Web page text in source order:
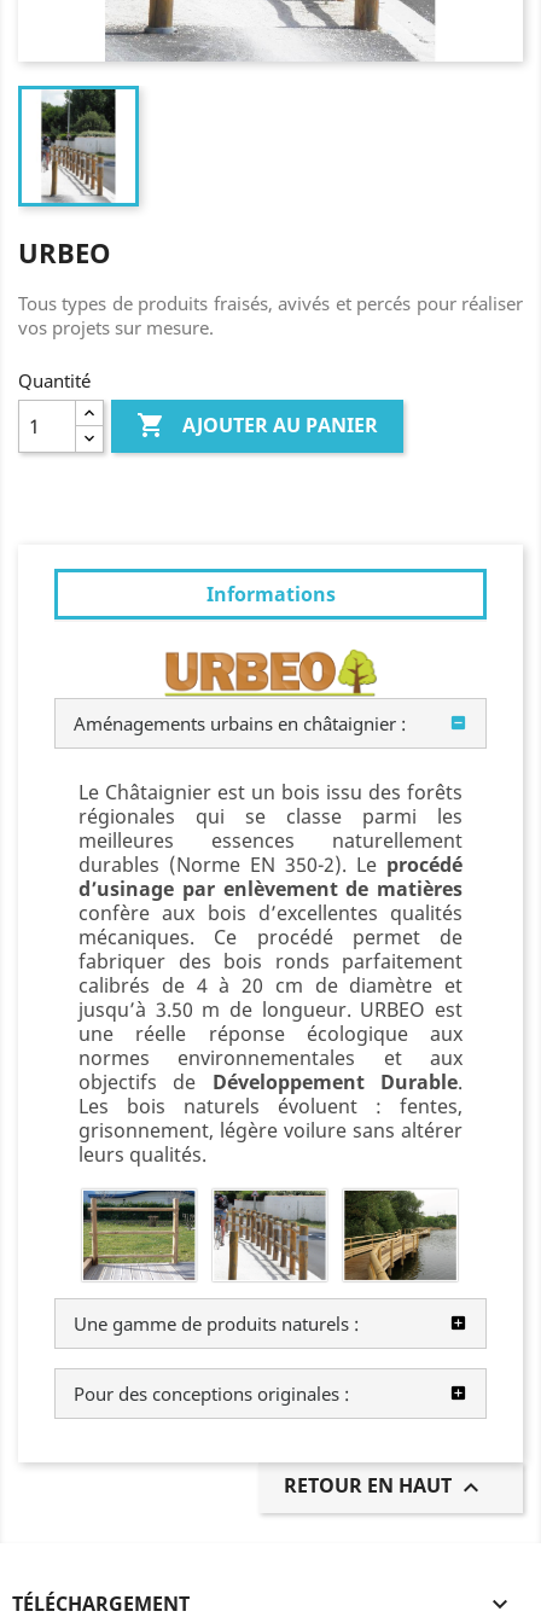
URBEO
Tous types de produits fraisés, avivés et percés pour réaliser
vos projets sur mesure.
Quantité
 AJOUTER AU PANIER
Informations
Aménagements urbains en châtaignier :
Le Châtaignier est un bois issu des forêts
régionales qui se classe parmi les
meilleures essences naturellement
durables (Norme EN 350-2). Le procédé
d’usinage par enlèvement de matières
confère aux bois d’excellentes qualités
mécaniques. Ce procédé permet de
fabriquer des bois ronds parfaitement
calibrés de 4 à 20 cm de diamètre et
jusqu’à 3.50 m de longueur. URBEO est
une réelle réponse écologique aux
normes environnementales et aux
objectifs de Développement Durable.
Les bois naturels évoluent : fentes,
grisonnement, légère voilure sans altérer
leurs qualités.
Une gamme de produits naturels :
Pour des conceptions originales :
RETOUR EN HAUT 
TÉLÉCHARGEMENT 